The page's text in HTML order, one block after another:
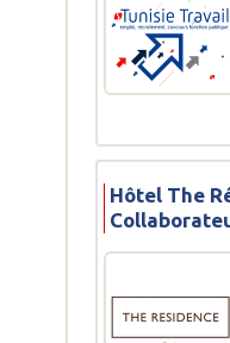
Hôtel The